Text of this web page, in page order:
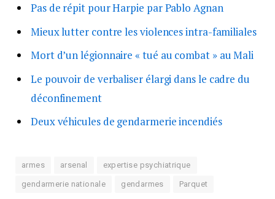
Pas de répit pour Harpie par Pablo Agnan
Mieux lutter contre les violences intra-familiales
Mort d’un légionnaire « tué au combat » au Mali
Le pouvoir de verbaliser élargi dans le cadre du
déconfinement
Deux véhicules de gendarmerie incendiés
armes arsenal expertise psychiatrique
gendarmerie nationale gendarmes Parquet